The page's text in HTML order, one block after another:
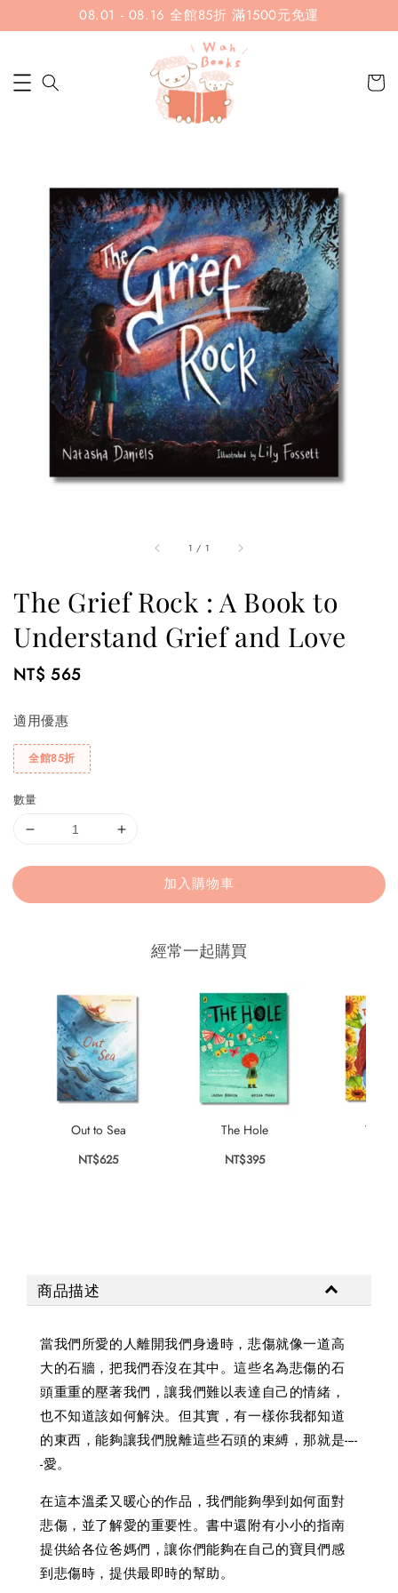
08.01 - 08.16 全館85折 滿1500元免運
1 / 1
The Grief Rock : A Book to
Understand Grief and Love
Regular
NT$ 565
適用優惠
全館85折
數量
加入購物車
經常一起購買
Out to Sea
NT$625
The Hole
NT$395
The
商品描述
當我們所愛的人離開我們身邊時，悲傷就像一道高
大的石牆，把我們吞沒在其中。這些名為悲傷的石
頭重重的壓著我們，讓我們難以表達自己的情緒，
也不知道該如何解決。但其實，有一樣你我都知道
的東西，能夠讓我們脫離這些石頭的束縛，那就是----
-愛。
在這本溫柔又暖心的作品，我們能夠學到如何面對
悲傷，並了解愛的重要性。書中還附有小小的指南
提供給各位爸媽們，讓你們能夠在自己的寶貝們感
到悲傷時，提供最即時的幫助。